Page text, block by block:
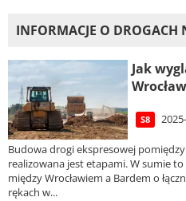
INFORMACJE O DROGACH
Jak
S8
Budowa drogi ekspresowej pomiędzy
realizowana jest etapami. W sumie
między Wrocławiem a Bardem o
rękach w...